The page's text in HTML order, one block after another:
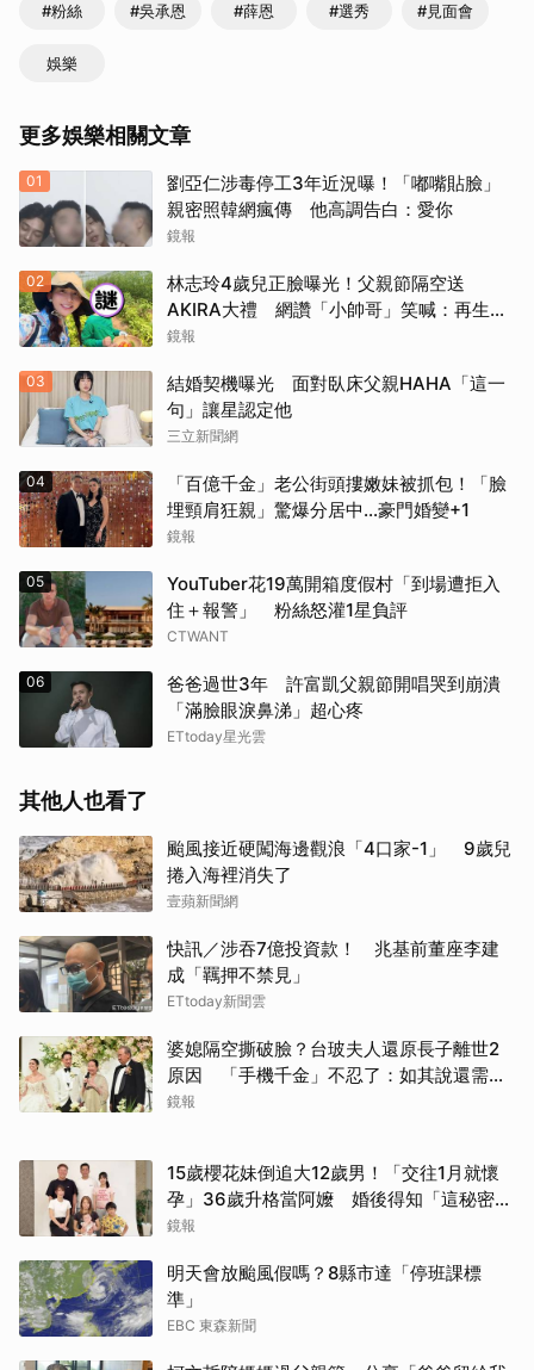
#粉絲 #吳承恩 #薛恩 #選秀 #見面會
娛樂
更多娛樂相關文章
01
劉亞仁涉毒停工3年近況曝！「嘟嘴貼臉」
親密照韓網瘋傳 他高調告白：愛你
鏡報
02
林志玲4歲兒正臉曝光！父親節隔空送
AKIRA大禮 網讚「小帥哥」笑喊：再生一
個
鏡報
03
結婚契機曝光 面對臥床父親HAHA「這一
句」讓星認定他
三立新聞網
04
「百億千金」老公街頭摟嫩妹被抓包！「臉
埋頸肩狂親」驚爆分居中...豪門婚變+1
鏡報
05
YouTuber花19萬開箱度假村「到場遭拒入
住＋報警」 粉絲怒灌1星負評
CTWANT
06
爸爸過世3年 許富凱父親節開唱哭到崩潰
「滿臉眼淚鼻涕」超心疼
ETtoday星光雲
其他人也看了
颱風接近硬闖海邊觀浪「4口家-1」 9歲兒
捲入海裡消失了
壹蘋新聞網
快訊／涉吞7億投資款！ 兆基前董座李建
成「羈押不禁見」
ETtoday新聞雲
婆媳隔空撕破臉？台玻夫人還原長子離世2
原因 「手機千金」不忍了：如其說還需要
離開嗎？
鏡報
15歲櫻花妹倒追大12歲男！「交往1月就懷
孕」36歲升格當阿嬤 婚後得知「這秘密」
傻眼了
鏡報
明天會放颱風假嗎？8縣市達「停班課標
準」
EBC 東森新聞